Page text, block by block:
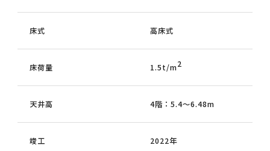
床式 高床式
床荷量 1.5t/m2
天井高 4階：5.4～6.48m
竣工 2022年